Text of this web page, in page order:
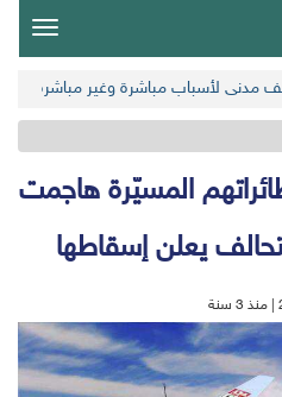
المسيّرة هاجمت
يعلن إسقاطها